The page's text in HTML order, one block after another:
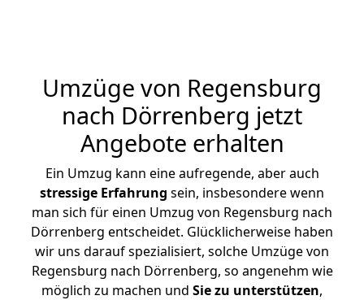
Umzüge von Regensburg
nach Dörrenberg jetzt
Angebote erhalten
Ein Umzug kann eine aufregende, aber auch
stressige Erfahrung sein, insbesondere wenn
man sich für einen Umzug von Regensburg nach
Dörrenberg entscheidet. Glücklicherweise haben
wir uns darauf spezialisiert, solche Umzüge von
Regensburg nach Dörrenberg, so angenehm wie
möglich zu machen und Sie zu unterstützen,